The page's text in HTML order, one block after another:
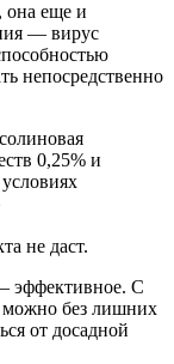
она еще и
— вирус
непосредственно
0,25% и
не даст.
эффективное. С
можно без лишних
от досадной